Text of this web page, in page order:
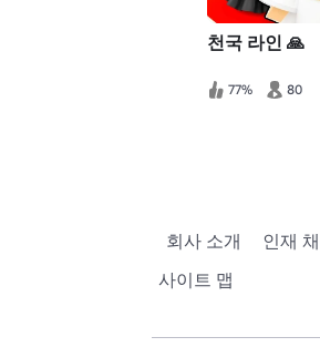
천국 라인 🙏
77% 80
회사 소개 인재
사이트 맵